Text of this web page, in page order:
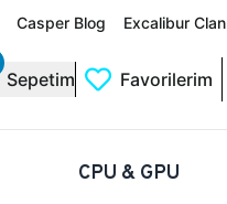
Casper Blog Excalibur Clan
Sepetim Favorilerim
CPU & GPU